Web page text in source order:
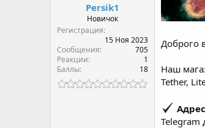
Persik1
Новичок
Регистрация
15 Ноя 2023
Сообщения
705
Реакции
1
Баллы
18
Доброго
Наш
Tether,
Telegram